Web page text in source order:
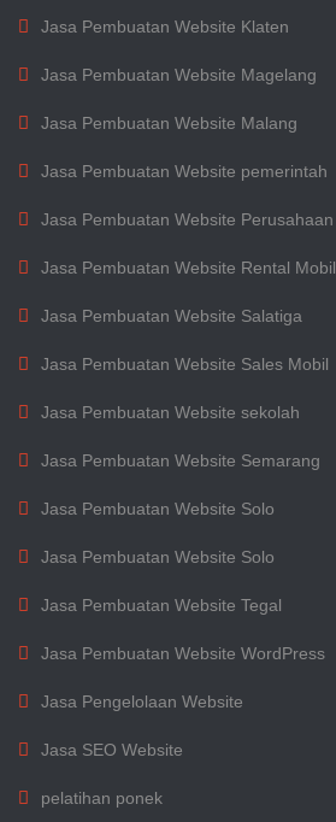
Jasa Pembuatan Website Klaten
Jasa Pembuatan Website Magelang
Jasa Pembuatan Website Malang
Jasa Pembuatan Website pemerintah
Jasa Pembuatan Website Perusahaan
Jasa Pembuatan Website Rental Mobil
Jasa Pembuatan Website Salatiga
Jasa Pembuatan Website Sales Mobil
Jasa Pembuatan Website sekolah
Jasa Pembuatan Website Semarang
Jasa Pembuatan Website Solo
Jasa Pembuatan Website Solo
Jasa Pembuatan Website Tegal
Jasa Pembuatan Website WordPress
Jasa Pengelolaan Website
Jasa SEO Website
pelatihan ponek